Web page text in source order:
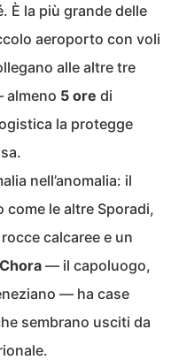
È la più grande delle
aeroporto con voli
alle altre tre
almeno 5 ore di
la protegge
nell’anomalia: il
come le altre Sporadi,
calcaree e un
Chora — il capoluogo,
— ha case
sembrano usciti da